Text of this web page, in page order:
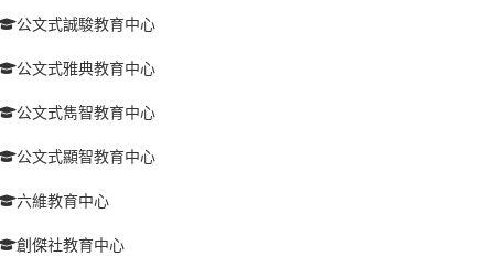
公文式誠駿教育中心
公文式雅典教育中心
公文式雋智教育中心
公文式顯智教育中心
六維教育中心
創傑社教育中心